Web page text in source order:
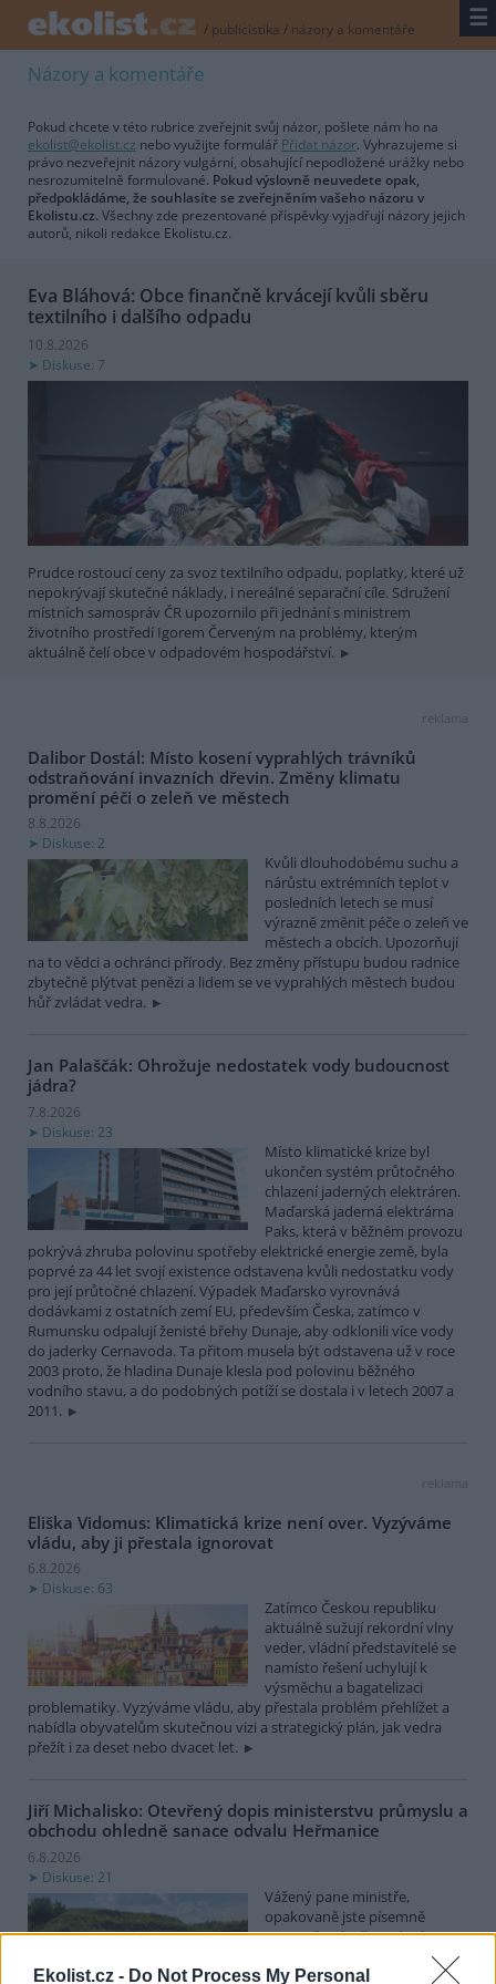
Ekolist.cz - Do Not Process My Personal
/ publicistika / názory a komentáře ☰
Názory a komentáře
Pokud chcete v této rubrice zveřejnit svůj názor, pošlete nám ho na
ekolist@ekolist.cz nebo využijte formulář Přidat názor. Vyhrazujeme si
právo nezveřejnit názory vulgární, obsahující nepodložené urážky nebo
nesrozumitelně formulované. Pokud výslovně neuvedete opak,
předpokládáme, že souhlasíte se zveřejněním vašeho názoru v
Ekolistu.cz. Všechny zde prezentované příspěvky vyjadřují názory jejich
autorů, nikoli redakce Ekolistu.cz.
Eva Bláhová: Obce finančně krvácejí kvůli sběru
textilního i dalšího odpadu
10.8.2026
Diskuse: 7
Prudce rostoucí ceny za svoz textilního odpadu, poplatky, které už
nepokrývají skutečné náklady, i nereálné separační cíle. Sdružení
místních samospráv ČR upozornilo při jednání s ministrem
životního prostředí Igorem Červeným na problémy, kterým
aktuálně čelí obce v odpadovém hospodářství.
reklama
Dalibor Dostál: Místo kosení vyprahlých trávníků
odstraňování invazních dřevin. Změny klimatu
promění péči o zeleň ve městech
8.8.2026
Diskuse: 2
Kvůli dlouhodobému suchu a
nárůstu extrémních teplot v
posledních letech se musí
výrazně změnit péče o zeleň ve
městech a obcích. Upozorňují
na to vědci a ochránci přírody. Bez změny přístupu budou radnice
zbytečně plýtvat penězi a lidem se ve vyprahlých městech budou
hůř zvládat vedra.
Jan Palaščák: Ohrožuje nedostatek vody budoucnost
jádra?
7.8.2026
Diskuse: 23
Místo klimatické krize byl
ukončen systém průtočného
chlazení jaderných elektráren.
Maďarská jaderná elektrárna
Paks, která v běžném provozu
pokrývá zhruba polovinu spotřeby elektrické energie země, byla
poprvé za 44 let svojí existence odstavena kvůli nedostatku vody
pro její průtočné chlazení. Výpadek Maďarsko vyrovnává
dodávkami z ostatních zemí EU, především Česka, zatímco v
Rumunsku odpalují ženisté břehy Dunaje, aby odklonili více vody
do jaderky Cernavoda. Ta přitom musela být odstavena už v roce
2003 proto, že hladina Dunaje klesla pod polovinu běžného
vodního stavu, a do podobných potíží se dostala i v letech 2007 a
2011.
reklama
Eliška Vidomus: Klimatická krize není over. Vyzýváme
vládu, aby ji přestala ignorovat
6.8.2026
Diskuse: 63
Zatímco Českou republiku
aktuálně sužují rekordní vlny
veder, vládní představitelé se
namísto řešení uchylují k
výsměchu a bagatelizaci
problematiky. Vyzýváme vládu, aby přestala problém přehlížet a
nabídla obyvatelům skutečnou vizi a strategický plán, jak vedra
přežít i za deset nebo dvacet let.
Jiří Michalisko: Otevřený dopis ministerstvu průmyslu a
obchodu ohledně sanace odvalu Heřmanice
6.8.2026
Diskuse: 21
Vážený pane ministře,
opakovaně jste písemně
upozorňován, že vedení
státního podniku DIAMO (dále
jen DIAMO), při sanaci odvalu